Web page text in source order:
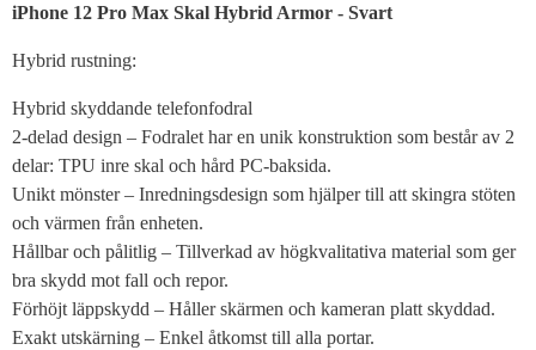
iPhone 12 Pro Max Skal Hybrid Armor - Svart
Hybrid rustning:
Hybrid skyddande telefonfodral
2-delad design – Fodralet har en unik konstruktion som består av 2
delar: TPU inre skal och hård PC-baksida.
Unikt mönster – Inredningsdesign som hjälper till att skingra stöten
och värmen från enheten.
Hållbar och pålitlig – Tillverkad av högkvalitativa material som ger
bra skydd mot fall och repor.
Förhöjt läppskydd – Håller skärmen och kameran platt skyddad.
Exakt utskärning – Enkel åtkomst till alla portar.